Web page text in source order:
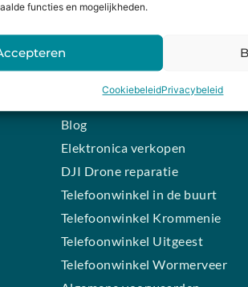
functies en mogelijkheden.
CookiebeleidPrivacybeleid
Contact
iPhone laten maken
Samsung smartphone laten
Blog
Elektronica verkopen
DJI Drone reparatie
Telefoonwinkel in de buurt
Telefoonwinkel Krommenie
Telefoonwinkel Uitgeest
Telefoonwinkel Wormerveer